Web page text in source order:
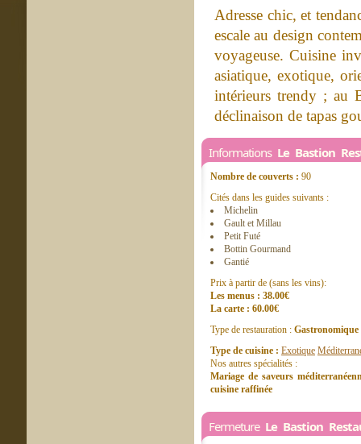
Adresse chic, et
escale au design
voyageuse. Cuisine
asiatique, exotique,
intérieurs trendy ; au
déclinaison de tapas
Informations Le Bastion
Nombre de couverts : 90
Cités dans les guides suivants :
Michelin
Gault et Millau
Petit Futé
Bottin Gourmand
Gantié
Prix à partir de (sans les vins):
Les menus : 38.00€
La carte : 60.00€
Type de restauration : Gastronomique
Type de cuisine : Exotique
Nos autres spécialités :
Mariage de saveurs
cuisine raffinée
Fermeture Le Bastion